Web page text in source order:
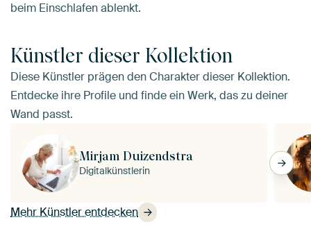
beim Einschlafen ablenkt.
Künstler dieser Kollektion
Diese Künstler prägen den Charakter dieser Kollektion.
Entdecke ihre Profile und finde ein Werk, das zu deiner
Wand passt.
Mehr Künstler entdecken
Mirjam Duizendstra
Digitalkünstlerin